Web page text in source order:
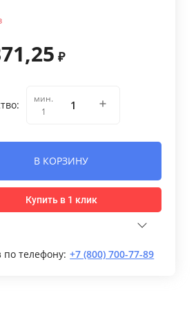
₽
мин.
1
В КОРЗИНУ
Купить в 1 клик
по телефону: +7 (800) 700-77-89